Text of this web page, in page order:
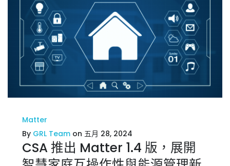
Matter
By GRL Team on 五月 28, 2024
CSA 推出 Matter 1.4 版，展開